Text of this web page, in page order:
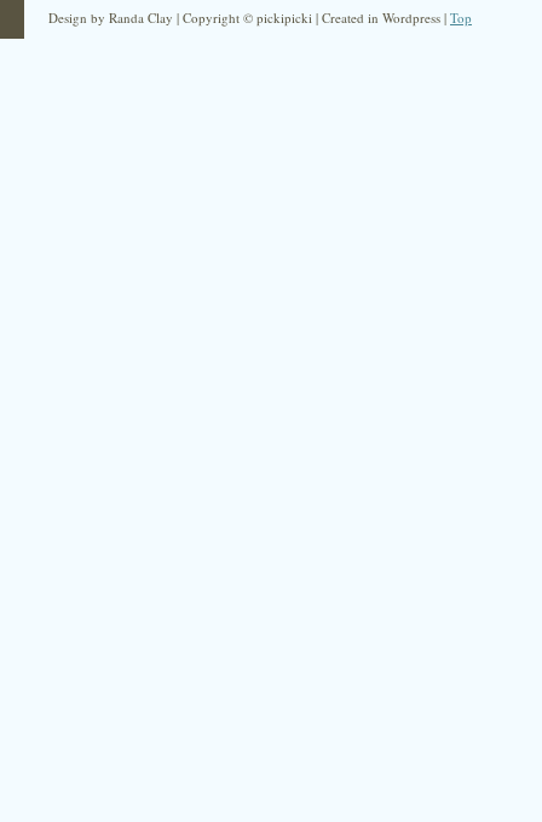
Design by Randa Clay | Copyright © pickipicki | Created in Wordpress | Top